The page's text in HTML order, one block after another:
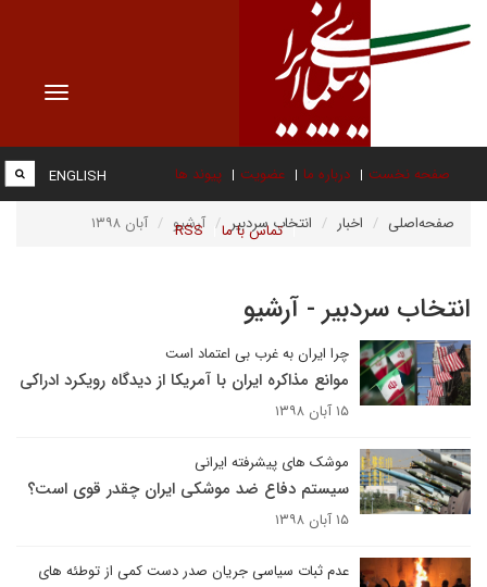
Toggle
صفحه نخست درباره ما عضویت پیوند ها
تماس با ما RSS
ENGLISH
صفحه‌اصلی اخبار انتخاب سردبیر آرشیو آبان ۱۳۹۸
انتخاب سردبیر - آرشیو
چرا ایران به غرب بی اعتماد است
موانع مذاکره ایران با آمریکا از دیدگاه رویکرد ادراکی
۱۵ آبان ۱۳۹۸
موشک های پیشرفته ایرانی
سیستم دفاع ضد موشکی ایران چقدر قوی است؟
۱۵ آبان ۱۳۹۸
عدم ثبات سیاسی جریان صدر دست کمی از توطئه های